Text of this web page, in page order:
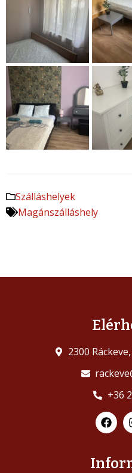
Szálláshelyek
Magánszálláshely
2300
+36